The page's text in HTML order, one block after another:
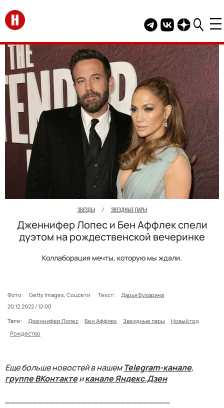
Перейти на главную
Telegram канал
Группа HELLO
Канал
ЗВЕЗДЫ / ЗВЕЗДНЫЕ ПАРЫ
Дженнифер Лопес и Бен Аффлек спели
дуэтом на рождественской вечеринке
Коллаборация мечты, которую мы ждали.
Фото: Getty Images, Соцсети Текст:
Дарья Бухарина
20.12.2022 / 12:00
Теги:
Дженнифер Лопес Бен Аффлек Звездные пары
Новый год
Рождество
Еще больше новостей в нашемTelegram-канале,
группе ВКонтактеиканале Яндекс.Дзен